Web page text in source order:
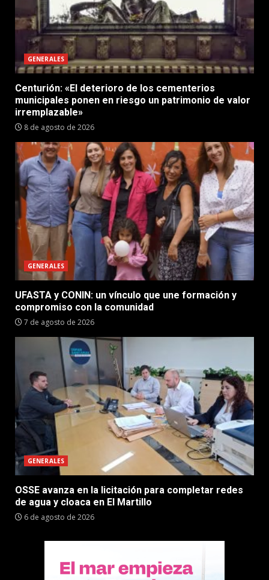
GENERALES
Centurión: «El deterioro de los cementerios
municipales ponen en riesgo un patrimonio de valor
irremplazable»
8 de agosto de 2026
GENERALES
UFASTA y CONIN: un vínculo que une formación y
compromiso con la comunidad
7 de agosto de 2026
GENERALES
OSSE avanza en la licitación para completar redes
de agua y cloaca en El Martillo
6 de agosto de 2026